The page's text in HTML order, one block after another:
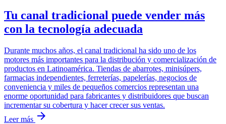
Tu canal tradicional puede vender más
con la tecnología adecuada
Durante muchos años, el canal tradicional ha sido uno de los
motores más importantes para la distribución y comercialización de
productos en Latinoamérica. Tiendas de abarrotes, minisúpers,
farmacias independientes, ferreterías, papelerías, negocios de
conveniencia y miles de pequeños comercios representan una
enorme oportunidad para fabricantes y distribuidores que buscan
incrementar su cobertura y hacer crecer sus ventas.
Leer más arrow_forward